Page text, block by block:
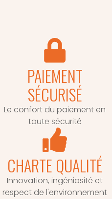
PAIEMENT
SÉCURISÉ
Le confort du paiement en
toute sécurité
CHARTE QUALITÉ
Innovation, ingéniosité et
respect de l'environnement